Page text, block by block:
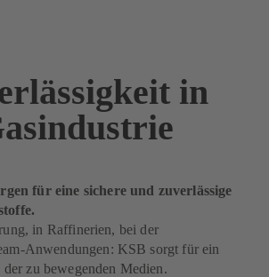
in
für eine sichere und zuverlässige
in Raffinerien, bei der
Anwendungen: KSB sorgt für ein
zu bewegenden Medien.